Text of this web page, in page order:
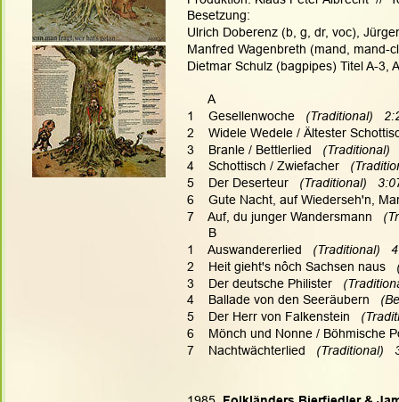
Besetzung:
Ulrich Doberenz (b, g, dr, voc),
Manfred Wagenbreth (mand, mand-
Dietmar Schulz (bagpipes) Titel A-3,
      A
1    Gesellenwoche
(Traditional)
2    Widele Wedele / Ältester
3    Branle / Bettlerlied
(Traditional)
4    Schottisch / Zwiefacher
5    Der Deserteur
(Traditional)
6    Gute Nacht, auf Wiederseh'n,
7    Auf, du junger Wandersmann
      B
1    Auswandererlied
(Traditional)
2    Heit gieht's nôch Sachsen naus
3    Der deutsche Philister
4    Ballade von den Seeräubern
5    Der Herr von Falkenstein
6    Mönch und Nonne / Böhmische
7    Nachtwächterlied
(Traditional)